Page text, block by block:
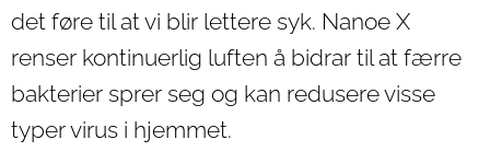
det føre til at vi blir lettere syk. Nanoe X
renser kontinuerlig luften å bidrar til at færre
bakterier sprer seg og kan redusere visse
typer virus i hjemmet.